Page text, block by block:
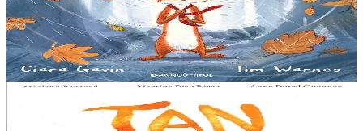
An avel, ar glav... Ne blij ket tamm enet da Varc'harid Koant...
Spontet-mik e vez bewech zoken. Daoust ha Lagadeg, he mignonez
nevez, a zeuio a-benn da lakaat...
Er stok13,00 €
8 vloaz hag ouzhpenn